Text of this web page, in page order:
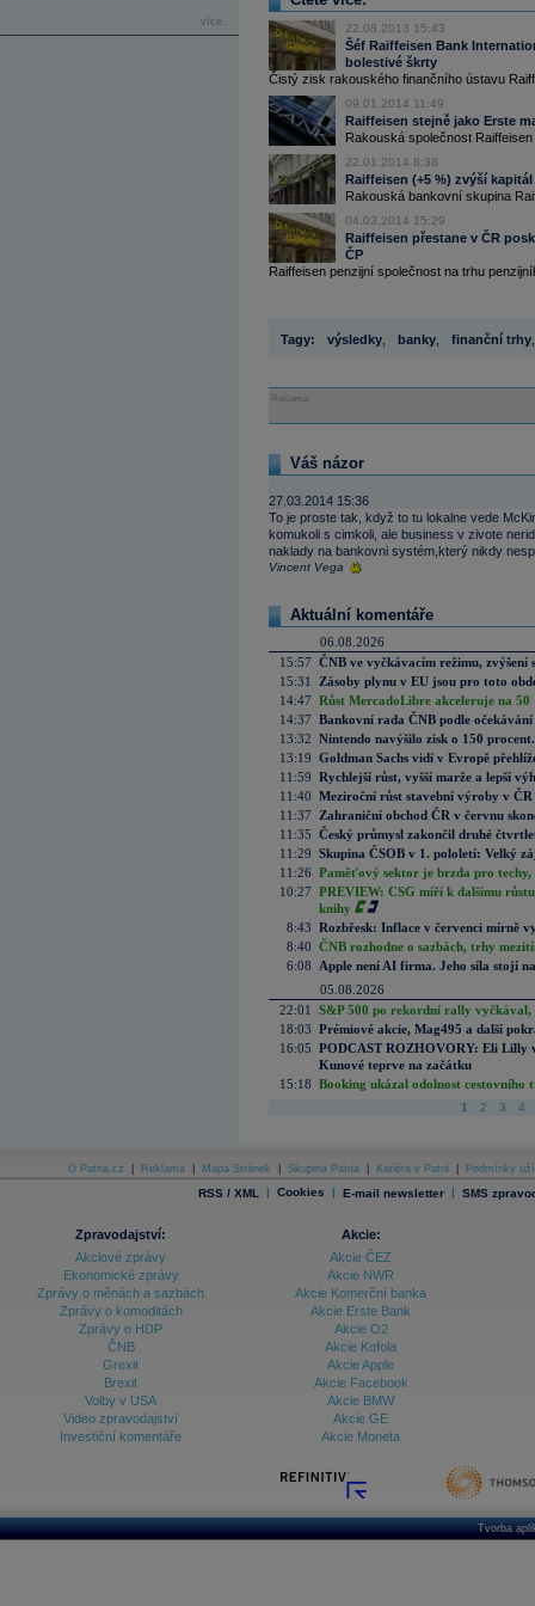
více... 22.08.2013 15:43
Šéf Raiffeisen Bank
bolestivé škrty
Čistý zisk rakouského finančního ústavu
09.01.2014 11:49
Raiffeisen stejně jako Erste
Rakouská společnost
22.01.2014 8:38
Raiffeisen (+5 %) zvýší
Rakouská bankovní skupina
04.03.2014 15:29
Raiffeisen přestane v ČR
ČP
Raiffeisen penzijní společnost na trhu
Tagy: výsledky banky finanční trhy
Reklama
Váš názor
27.03.2014 15:36
To je proste tak, když to tu lokalne vede
komukoli s cimkoli, ale business v zivote
naklady na bankovni systém,který nikdy
Vincent Vega
Aktuální komentáře
06.08.2026
15:57 ČNB ve vyčkávacím režimu, zvýšení
15:31
Zásoby plynu v EU jsou pro toto
14:47 Růst MercadoLibre akceleruje na
14:37 Bankovní rada ČNB podle
13:32 Nintendo navýšilo zisk o 150
13:19 Goldman Sachs vidí v Evropě
11:59 Rychlejší růst, vyšší marže a lepší
11:40 Meziroční růst stavební výroby v
11:37
Zahraniční obchod ČR v červnu
11:35 Český průmysl zakončil druhé
11:29 Skupina ČSOB v 1. pololetí: Velký
11:26 Paměťový sektor je brzda pro techy,
10:27 PREVIEW: CSG míří k dalšímu
knihy
8:43 Rozbřesk: Inflace v červenci mírně
8:40 ČNB rozhodne o sazbách, trhy
6:08
Apple není AI firma. Jeho síla stojí
05.08.2026
22:01
S&P 500 po rekordní rally vyčkával,
18:03 Prémiové akcie, Mag495 a další
16:05 PODCAST ROZHOVORY: Eli Lilly
Kunové teprve na začátku
15:18 Booking ukázal odolnost cestovního
1 2 3 4
O Patria.cz Reklama Mapa Stránek Skupina Patria Kariéra v Patrii Podmínky
RSS / XML | Cookies | E-mail newsletter | SMS
Zpravodajství:
Akciové zprávy
Ekonomické zprávy
Zprávy o měnách a sazbách
Zprávy o komoditách
Zprávy o HDP
ČNB
Grexit
Brexit
Volby v USA
Video zpravodajství
Investiční komentáře
Akcie:
Akcie ČEZ
Akcie NWR
Akcie Komerční banka
Akcie Erste Bank
Akcie O2
Akcie Kofola
Akcie Apple
Akcie Facebook
Akcie BMW
Akcie GE
Akcie Moneta
Tvorba